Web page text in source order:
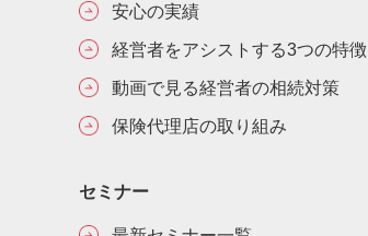
安心の実績
経営者をアシストする3つの特徴
動画で見る経営者の相続対策
保険代理店の取り組み
セミナー